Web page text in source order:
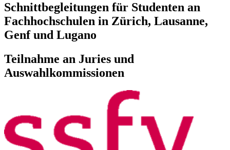
Schnittbegleitungen für Studenten an
Fachhochschulen in Zürich, Lausanne,
Genf und Lugano
Teilnahme an Juries und
Auswahlkommissionen